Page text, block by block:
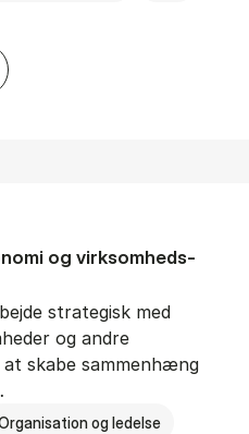
- erhvervs­økonomi og
og virksomheds­
strategisk med
og andre
skabe sammenhæng
og ledelse